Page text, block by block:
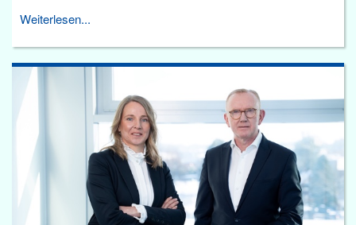
Weiterlesen...